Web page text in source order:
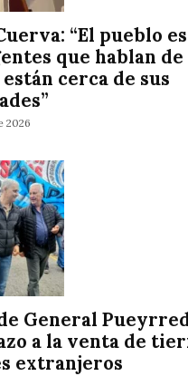
“El pueblo
que hablan de
cerca de sus
2026
General
a la venta de
extranjeros